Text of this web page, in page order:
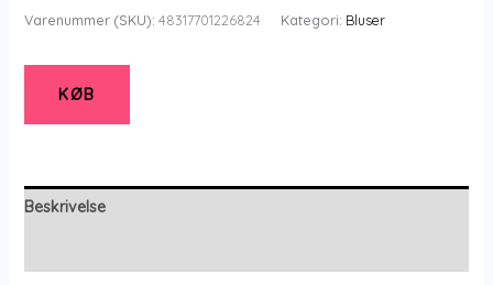
-
-
Pnnelly
-
-
Varenummer (SKU): 48317701226824 Kategori: Bluser
KØB
Beskrivelse